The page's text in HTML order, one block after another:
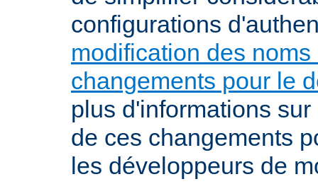
configurations
modification des
changements pour le
plus d'informations
de ces changements
les développeurs de